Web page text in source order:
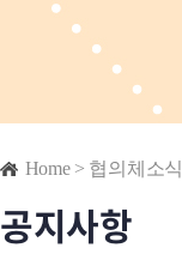
Home > 협의체소식
공지사항